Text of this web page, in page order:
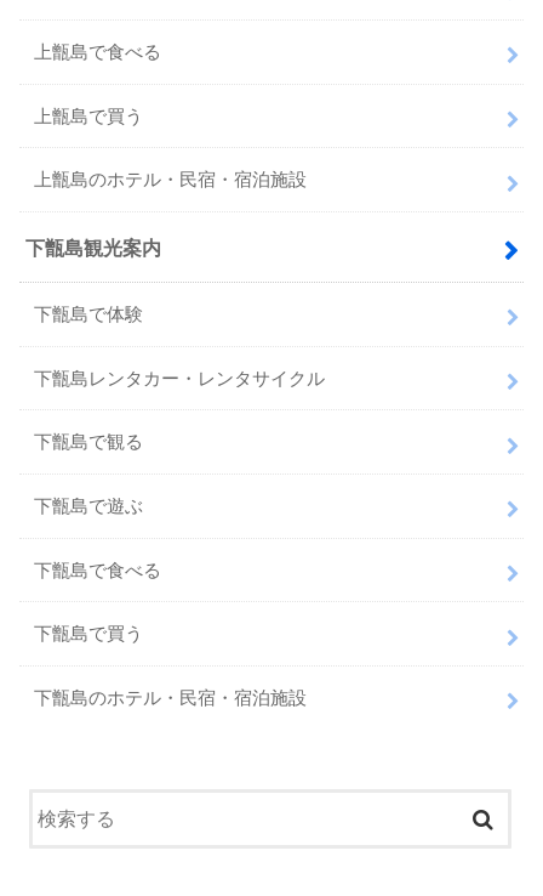
上甑島で食べる
上甑島で買う
上甑島のホテル・民宿・宿泊施設
下甑島観光案内
下甑島で体験
下甑島レンタカー・レンタサイクル
下甑島で観る
下甑島で遊ぶ
下甑島で食べる
下甑島で買う
下甑島のホテル・民宿・宿泊施設